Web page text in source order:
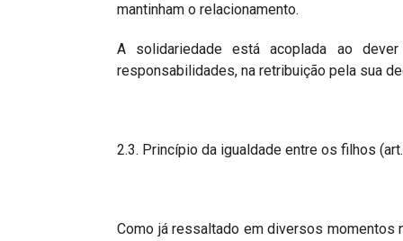
mantinham o relacionamento.
A solidariedade está acoplada ao
responsabilidades, na retribuição pela sua
2.3. Princípio da igualdade entre os filhos
Como já ressaltado em diversos